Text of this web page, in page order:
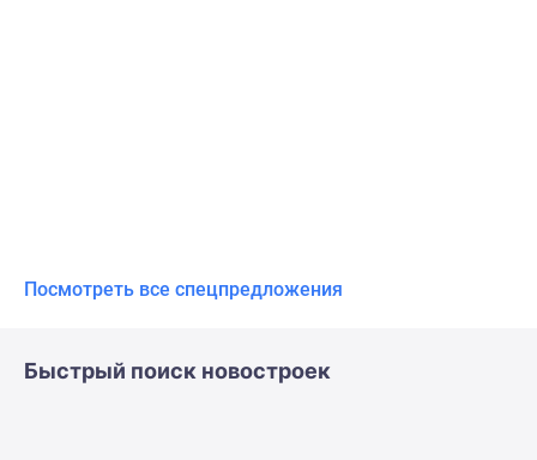
Посмотреть все спецпредложения
Быстрый поиск новостроек